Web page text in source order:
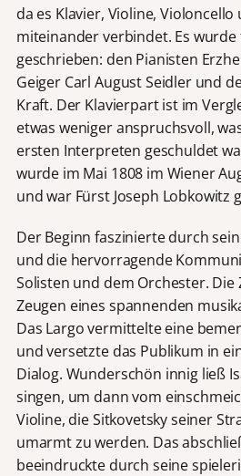
da es Klavier, Violine,
miteinander verbindet. Es
geschrieben: den Pianisten
Geiger Carl August Seidler und
Kraft. Der Klavierpart ist im
etwas weniger anspruchsvoll,
ersten Interpreten geschuldet
wurde im Mai 1808 im Wiener
und war Fürst Joseph Lobkowitz
Der Beginn faszinierte durch
und die hervorragende
Solisten und dem Orchester.
Zeugen eines spannenden
Das Largo vermittelte eine
und versetzte das Publikum in
Dialog. Wunderschön innig ließ
singen, um dann vom
Violine, die Sitkovetsky seiner
umarmt zu werden. Das
beeindruckte durch seine